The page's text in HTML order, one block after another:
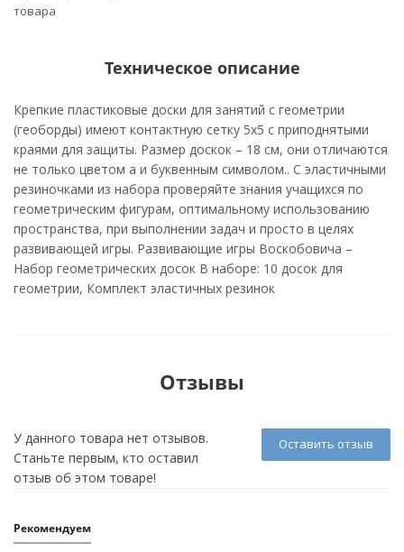
товара
Техническое описание
Крепкие пластиковые доски для занятий с геометрии
(геоборды) имеют контактную сетку 5х5 с приподнятыми
краями для защиты. Размер доскок – 18 см, они отличаются
не только цветом а и буквенным символом.. С эластичными
резиночками из набора проверяйте знания учащихся по
геометрическим фигурам, оптимальному использованию
пространства, при выполнении задач и просто в целях
развивающей игры. Развивающие игры Воскобовича –
Набор геометрических досок В наборе: 10 досок для
геометрии, Комплект эластичных резинок
Отзывы
Оставить отзыв
У данного товара нет отзывов.
Станьте первым, кто оставил
отзыв об этом товаре!
Рекомендуем